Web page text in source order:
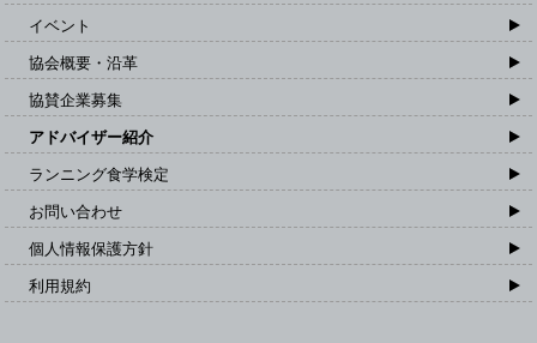
イベント
協会概要・沿革
協賛企業募集
アドバイザー紹介
ランニング食学検定
お問い合わせ
個人情報保護方針
利用規約